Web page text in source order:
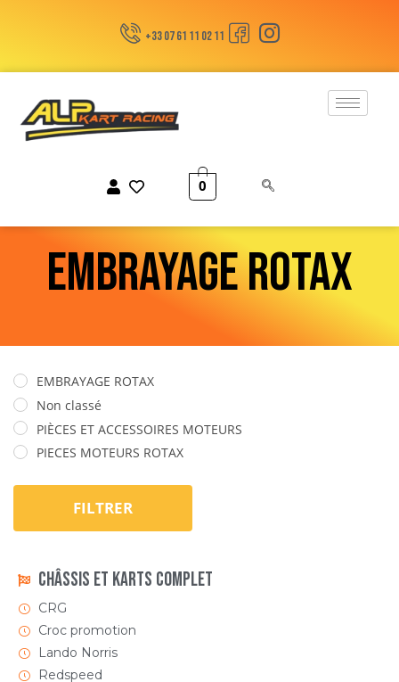
+33 07 61 11 02 11
0
EMBRAYAGE ROTAX
EMBRAYAGE ROTAX
Non classé
PIÈCES ET ACCESSOIRES MOTEURS
PIECES MOTEURS ROTAX
FILTRER
Châssis et Karts Complet
CRG
Croc promotion
Lando Norris
Redspeed